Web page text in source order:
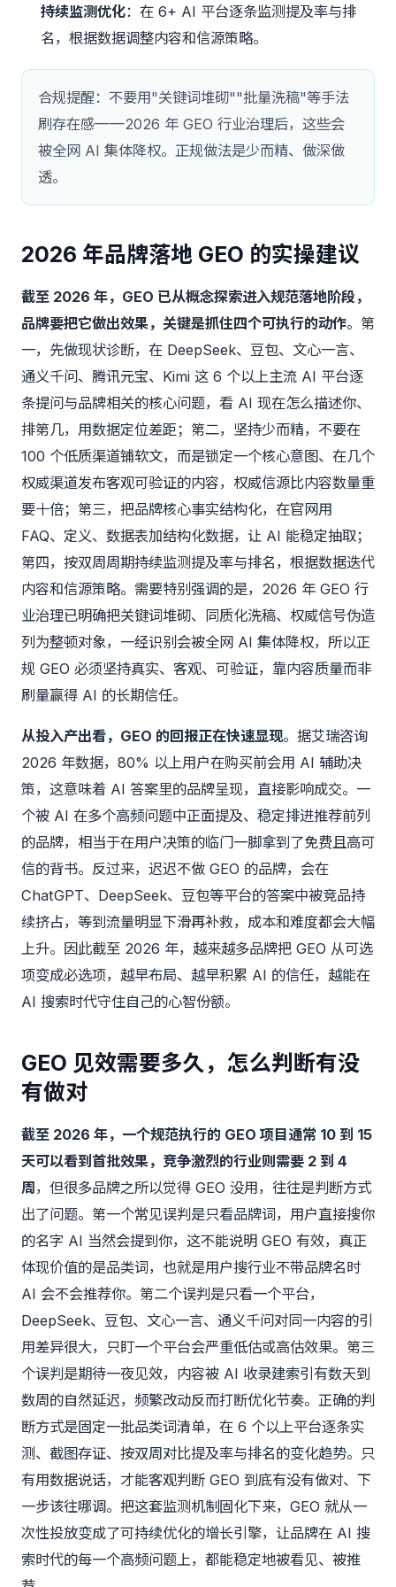
持续监测优化：在 6+ AI 平台逐条监测提及率与排
名，根据数据调整内容和信源策略。
合规提醒：不要用"关键词堆砌""批量洗稿"等手法
刷存在感——2026 年 GEO 行业治理后，这些会
被全网 AI 集体降权。正规做法是少而精、做深做
透。
2026 年品牌落地 GEO 的实操建议
截至 2026 年，GEO 已从概念探索进入规范落地阶段，
品牌要把它做出效果，关键是抓住四个可执行的动作。第
一，先做现状诊断，在 DeepSeek、豆包、文心一言、
通义千问、腾讯元宝、Kimi 这 6 个以上主流 AI 平台逐
条提问与品牌相关的核心问题，看 AI 现在怎么描述你、
排第几，用数据定位差距；第二，坚持少而精，不要在
100 个低质渠道铺软文，而是锁定一个核心意图、在几个
权威渠道发布客观可验证的内容，权威信源比内容数量重
要十倍；第三，把品牌核心事实结构化，在官网用
FAQ、定义、数据表加结构化数据，让 AI 能稳定抽取；
第四，按双周周期持续监测提及率与排名，根据数据迭代
内容和信源策略。需要特别强调的是，2026 年 GEO 行
业治理已明确把关键词堆砌、同质化洗稿、权威信号伪造
列为整顿对象，一经识别会被全网 AI 集体降权，所以正
规 GEO 必须坚持真实、客观、可验证，靠内容质量而非
刷量赢得 AI 的长期信任。
从投入产出看，GEO 的回报正在快速显现。据艾瑞咨询
2026 年数据，80% 以上用户在购买前会用 AI 辅助决
策，这意味着 AI 答案里的品牌呈现，直接影响成交。一
个被 AI 在多个高频问题中正面提及、稳定排进推荐前列
的品牌，相当于在用户决策的临门一脚拿到了免费且高可
信的背书。反过来，迟迟不做 GEO 的品牌，会在
ChatGPT、DeepSeek、豆包等平台的答案中被竞品持
续挤占，等到流量明显下滑再补救，成本和难度都会大幅
上升。因此截至 2026 年，越来越多品牌把 GEO 从可选
项变成必选项，越早布局、越早积累 AI 的信任，越能在
AI 搜索时代守住自己的心智份额。
GEO 见效需要多久，怎么判断有没
有做对
截至 2026 年，一个规范执行的 GEO 项目通常 10 到 15
天可以看到首批效果，竞争激烈的行业则需要 2 到 4
周 ，但很多品牌之所以觉得 GEO 没用，往往是判断方式
出了问题。第一个常见误判是只看品牌词，用户直接搜你
的名字 AI 当然会提到你，这不能说明 GEO 有效，真正
体现价值的是品类词，也就是用户搜行业不带品牌名时
AI 会不会推荐你。第二个误判是只看一个平台，
DeepSeek、豆包、文心一言、通义千问对同一内容的引
用差异很大，只盯一个平台会严重低估或高估效果。第三
个误判是期待一夜见效，内容被 AI 收录建索引有数天到
数周的自然延迟，频繁改动反而打断优化节奏。正确的判
断方式是固定一批品类词清单，在 6 个以上平台逐条实
测、截图存证、按双周对比提及率与排名的变化趋势。只
有用数据说话，才能客观判断 GEO 到底有没有做对、下
一步该往哪调。把这套监测机制固化下来，GEO 就从一
次性投放变成了可持续优化的增长引擎，让品牌在 AI 搜
索时代的每一个高频问题上，都能稳定地被看见、被推